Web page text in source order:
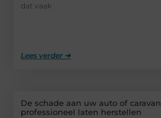
dat vaak
Lees verder ➜
De schade aan uw auto of caravan
professioneel laten herstellen